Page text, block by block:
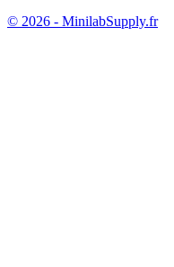
© 2026 - MinilabSupply.fr